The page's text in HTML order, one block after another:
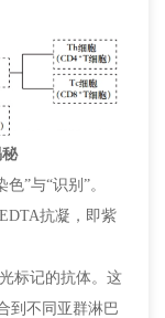
”与“识别”。
抗凝，即紫
标记的抗体。这
到不同亚群淋巴